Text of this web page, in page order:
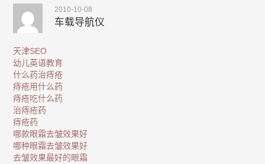
2010-10-08
车载导航仪
天津SEO
幼儿英语教育
什么药治痔疮
痔疮用什么药
痔疮吃什么药
治痔疮药
痔疮药
哪款眼霜去皱效果好
哪种眼霜去皱效果好
去皱效果最好的眼霜